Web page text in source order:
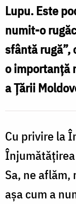
Lupu. Este
numit-o
sfântă rugă”,
o importanță
a Țării
Cu privire la
Sa, ne
așa cum a